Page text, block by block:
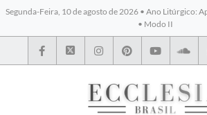
Segunda-Feira, 10 de agosto de 2026 • Ano Litúrgico:
• Modo II